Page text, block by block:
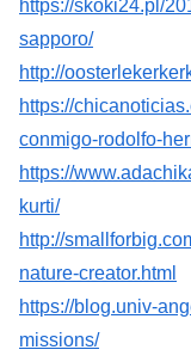
https://skoki24.pl/
sapporo/
http://
https://
conmigo-rodolfo-
https://
kurti/
http://
nature-creator.html
https://blog.univ-
missions/